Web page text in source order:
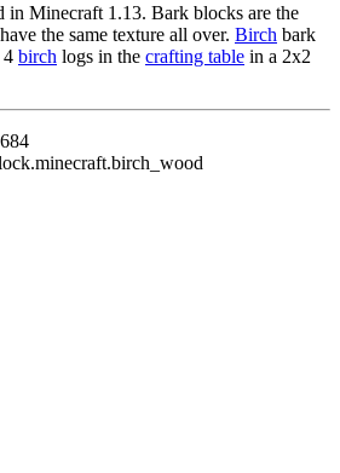
in Minecraft 1.13. Bark blocks are the
the same texture all over. Birch bark
4 birch logs in the crafting table in a 2x2